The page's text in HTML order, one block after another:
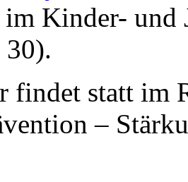
Kinder- und
findet statt im
–